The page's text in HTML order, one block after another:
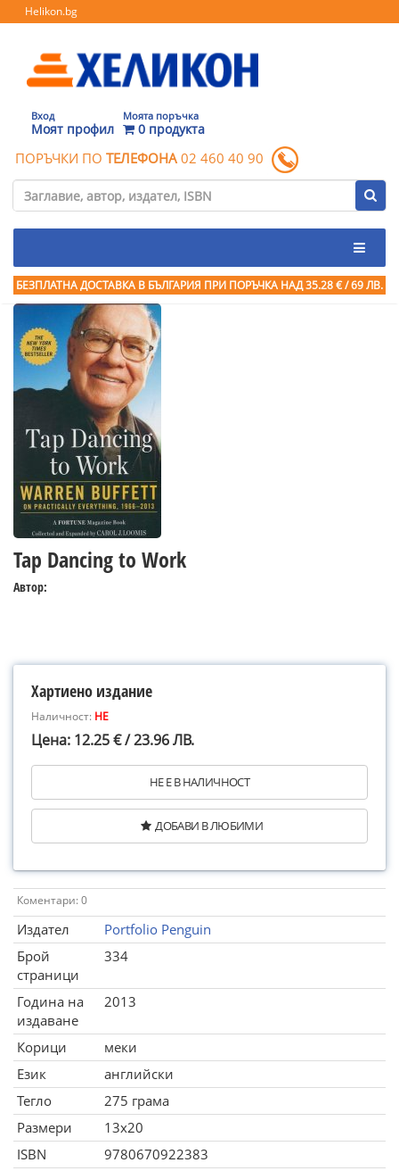
Helikon.bg
Вход
Моят профил
Моята поръчка
0 продукта
ПОРЪЧКИ ПО ТЕЛЕФОНА 02 460 40 90
БЕЗПЛАТНА ДОСТАВКА В БЪЛГАРИЯ ПРИ ПОРЪЧКА НАД 35.28 € / 69 ЛВ.
Tap Dancing to Work
Автор:
Хартиено издание
Наличност: НЕ
Цена: 12.25 € / 23.96 ЛВ.
НЕ Е В НАЛИЧНОСТ
ДОБАВИ В ЛЮБИМИ
Коментари: 0
Издател
Portfolio Penguin
Брой
страници
334
Година на
издаване
2013
Корици
меки
Език
английски
Тегло
275 грама
Размери
13x20
ISBN
9780670922383